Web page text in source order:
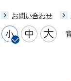
お問い合わせ